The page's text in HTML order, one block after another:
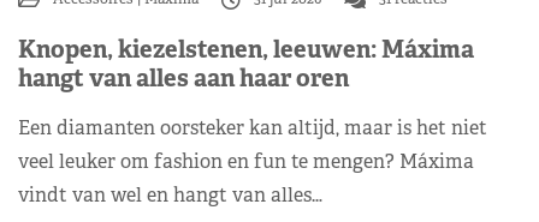
Knopen, kiezelstenen, leeuwen: Máxima
hangt van alles aan haar oren
Een diamanten oorsteker kan altijd, maar is het niet
veel leuker om fashion en fun te mengen? Máxima
vindt van wel en hangt van alles…